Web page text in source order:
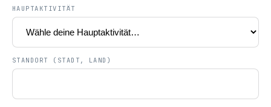
HAUPTAKTIVITÄT
STANDORT (STADT, LAND)